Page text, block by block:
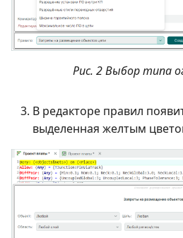
Рис. 2 Выбор типа
В редакторе правил
выделенная желтым